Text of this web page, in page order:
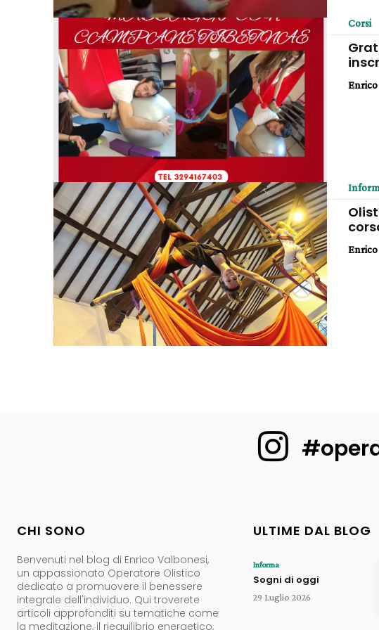
Corsi
Enrico
Enrico
CHI SONO
Benvenuti nel blog di Enrico Valbonesi,
un appassionato Operatore Olistico
dedicato a promuovere il benessere
integrale dell'individuo. Qui troverete
articoli approfonditi su tematiche come
la meditazione, il riequilibrio energetico,
ULTIME DAL BLOG
Informa
Sogni di oggi
29 Luglio 2026